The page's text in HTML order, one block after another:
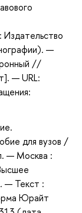
—
//
— URL:
для вузов /
— Москва :
— Текст :
Юрайт